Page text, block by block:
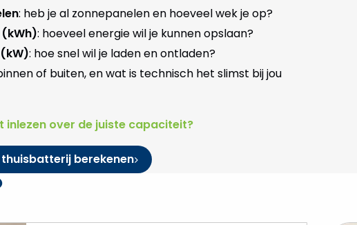
: heb je al zonnepanelen en hoeveel wek je op?
: hoeveel energie wil je kunnen opslaan?
: hoe snel wil je laden en ontladen?
of buiten, en wat is technisch het slimst bij jou
inlezen over de juiste capaciteit?
berekenen